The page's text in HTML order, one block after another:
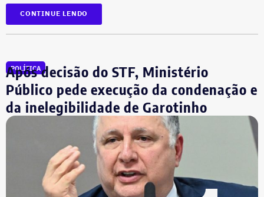
“valores de diversos créditos”. Também aparecem na
relação imóveis, incluindo uma cobertura declarada por
sobre marca, modelo ou valor de mercado dos relógios.
CONTINUE LENDO
POLÍTICA
Após decisão do STF, Ministério
Público pede execução da condenação e
da inelegibilidade de Garotinho